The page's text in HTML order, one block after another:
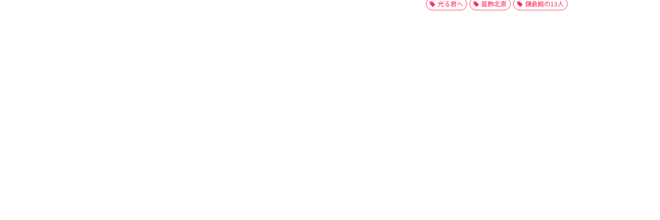
光る君へ 葛飾北斎 鎌倉殿の13人